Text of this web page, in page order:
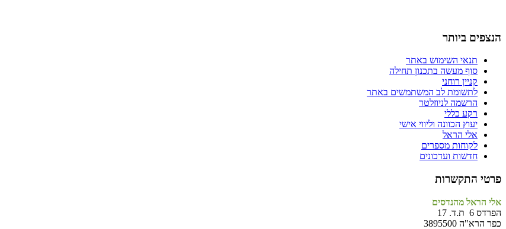
הנצפים ביותר
תנאי השימוש באתר
סוף מעשה בתכנון תחילה
קניין רוחני
לתשומת לב המשתמשים באתר
הרשמה לניוזלטר
רקע כללי
יעוץ הכוונה וליווי אישי
אלי הראל
לקוחות מספרים
חדשות ועדכונים
פרטי התקשרות
אלי הראל מהנדסים
הפרדס 6 ת.ד. 17
כפר הרא"ה 3895500